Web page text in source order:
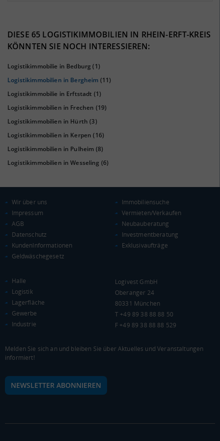
Euro pro Kopf
Kaufkraftindex
(Landkreis / Kreisfreie Stadt)
KAUFKRAFT - EURO PRO KOPF
0 €
Landkreis / Kreisfreie Stadt
Bundesland
WIRTSCHAFTSKRAFT (STAND: 2018)
(LANDKREIS / KREISFREIE STADT)
Gesamt BIP je Erwerbstätigen
16.234.601 Tsd. € 80.850 €
DIESE 65 LOGISTIKIMMOBILIEN IN RHEIN-ERFT-KREIS
KÖNNTEN SIE NOCH INTERESSIEREN:
Logistikimmobilie in Bedburg(1)
Logistikimmobilien in Bergheim (11)
Logistikimmobilie in Erftstadt (1)
Logistikimmobilien in Frechen (19)
Logistikimmobilien in Hürth (3)
Logistikimmobilien in Kerpen (16)
Logistikimmobilien in Pulheim (8)
Logistikimmobilien in Wesseling (6)
Wir über uns
Impressum
AGB
Datenschutz
KundenInformationen
Geldwäschegesetz
Immobiliensuche
Vermieten/Verkaufen
Neubauberatung
Investmentberatung
Exklusivaufträge
Halle
Logistik
Lagerfläche
Gewerbe
Industrie
Logivest GmbH
Oberanger 24
80331 München
T +49 89 38 88 88 50
F +49 89 38 88 88 529
Melden Sie sich an und bleiben Sie über Aktuelles und Veranstaltungen
informiert!
NEWSLETTER ABONNIEREN